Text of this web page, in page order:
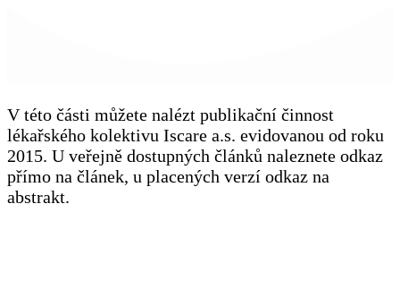
V této části můžete nalézt publikační činnost
lékařského kolektivu Iscare a.s. evidovanou od roku
2015. U veřejně dostupných článků naleznete odkaz
přímo na článek, u placených verzí odkaz na
abstrakt.